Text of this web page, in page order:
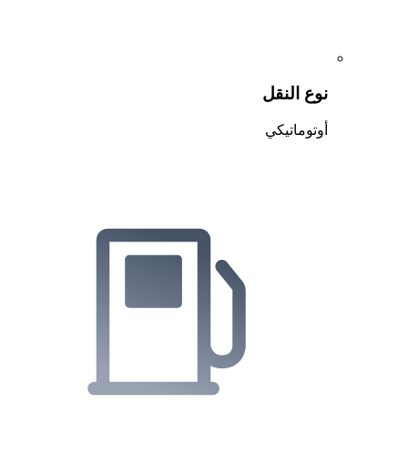
نوع النقل
أوتوماتيكي